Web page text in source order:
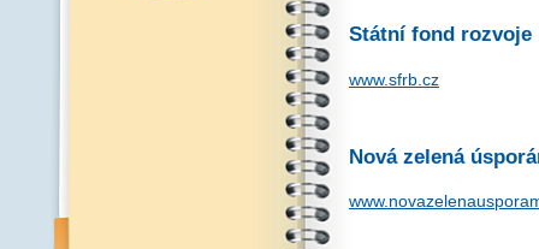
Státní fond rozvoje
www.sfrb.cz
Nová zelená